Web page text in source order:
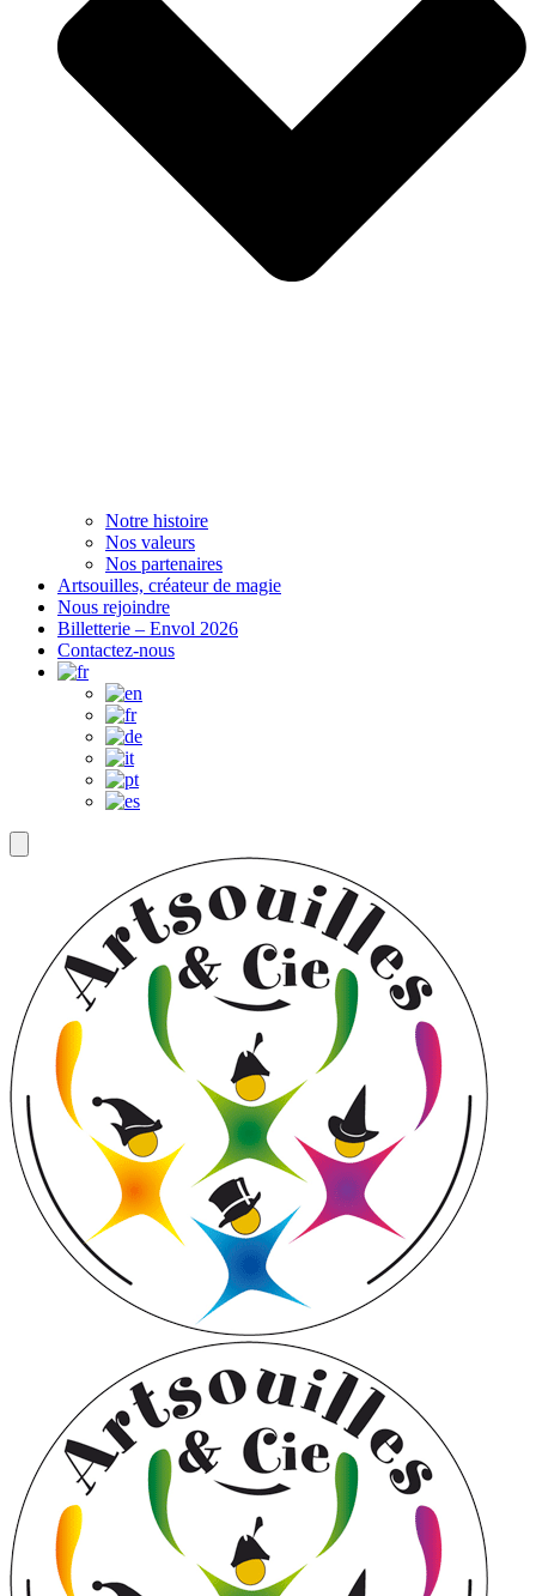
Notre histoire
Nos valeurs
Nos partenaires
Artsouilles, créateur de magie
Nous rejoindre
Billetterie – Envol 2026
Contactez-nous